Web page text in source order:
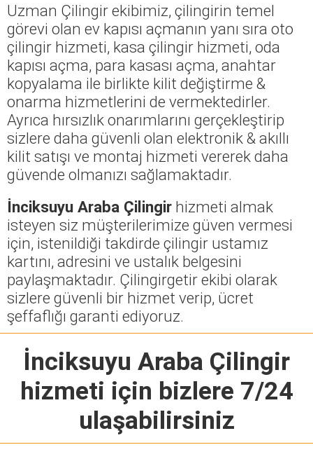
Uzman Çilingir ekibimiz, çilingirin temel
görevi olan ev kapısı açmanın yanı sıra oto
çilingir hizmeti, kasa çilingir hizmeti, oda
kapısı açma, para kasası açma, anahtar
kopyalama ile birlikte kilit değiştirme &
onarma hizmetlerini de vermektedirler.
Ayrıca hırsızlık onarımlarını gerçekleştirip
sizlere daha güvenli olan elektronik & akıllı
kilit satışı ve montaj hizmeti vererek daha
güvende olmanızı sağlamaktadır.
İnciksuyu Araba Çilingir hizmeti almak
isteyen siz müşterilerimize güven vermesi
için, istenildiği takdirde çilingir ustamız
kartını, adresini ve ustalık belgesini
paylaşmaktadır. Çilingirgetir ekibi olarak
sizlere güvenli bir hizmet verip, ücret
şeffaflığı garanti ediyoruz.
İnciksuyu Araba Çilingir
hizmeti için bizlere 7/24
ulaşabilirsiniz